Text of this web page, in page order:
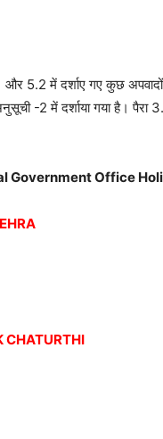
और 5.2 में दर्शाए गए कुछ
-2 में दर्शाया गया है। पैरा
Government Office
CHATURTHI